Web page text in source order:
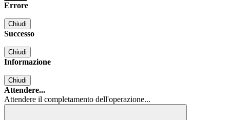
Errore
Chiudi
Successo
Chiudi
Informazione
Chiudi
Attendere...
Attendere il completamento dell'operazione...